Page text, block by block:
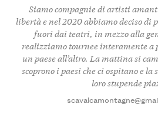
Siamo compagnie di artisti
libertà e nel 2020 abbiamo deciso di
fuori dai teatri, in mezzo alla
realizziamo tournee interamente a
un paese all’altro. La mattina si
scoprono i paesi che ci ospitano e la
loro stupende